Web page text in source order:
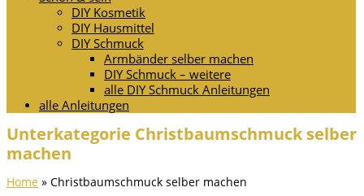
DIY Kosmetik
DIY Hausmittel
DIY Schmuck
Armbänder selber machen
DIY Schmuck – weitere
alle DIY Schmuck Anleitungen
alle Anleitungen
Unterkategorie Christbaumschmuck selber
machen
Home » Christbaumschmuck selber machen